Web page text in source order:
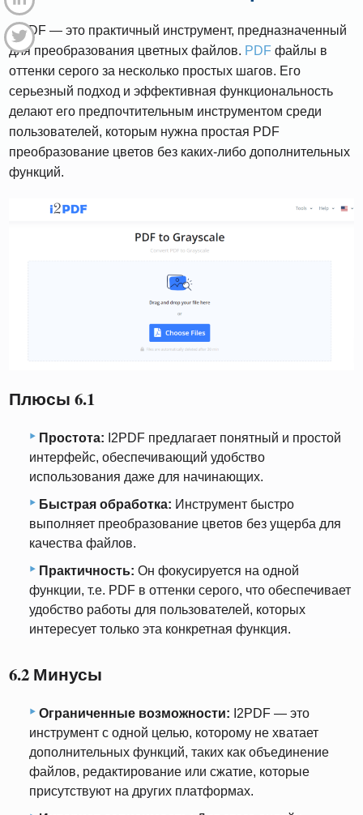
I2PDF — это практичный инструмент, предназначенный
для преобразования цветных файлов. PDF файлы в
оттенки серого за несколько простых шагов. Его
серьезный подход и эффективная функциональность
делают его предпочтительным инструментом среди
пользователей, которым нужна простая PDF
преобразование цветов без каких-либо дополнительных
функций.
Плюсы 6.1
Простота: I2PDF предлагает понятный и простой
интерфейс, обеспечивающий удобство
использования даже для начинающих.
Быстрая обработка: Инструмент быстро
выполняет преобразование цветов без ущерба для
качества файлов.
Практичность: Он фокусируется на одной
функции, т.е. PDF в оттенки серого, что обеспечивает
удобство работы для пользователей, которых
интересует только эта конкретная функция.
6.2 Минусы
Ограниченные возможности: I2PDF — это
инструмент с одной целью, которому не хватает
дополнительных функций, таких как объединение
файлов, редактирование или сжатие, которые
присутствуют на других платформах.